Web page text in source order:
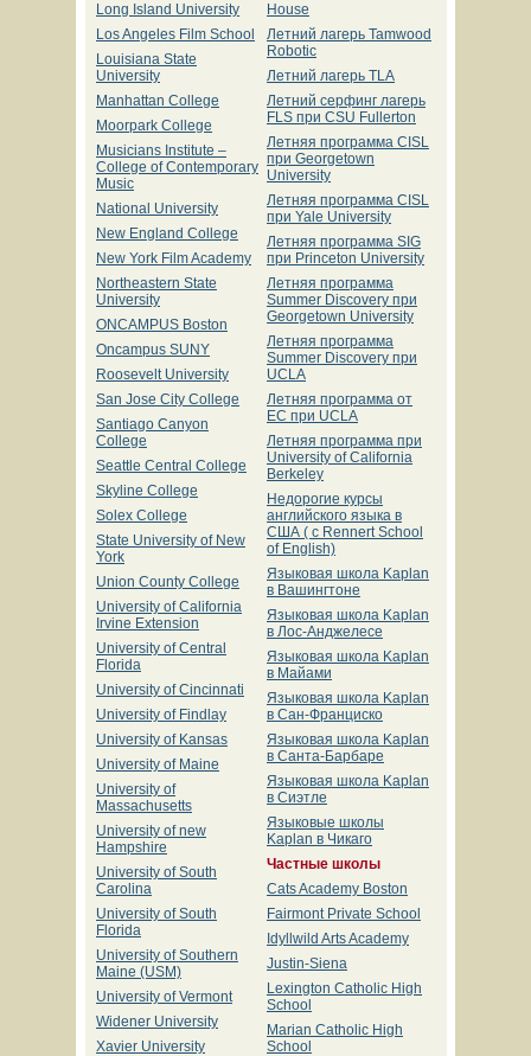
Long Island University
Los Angeles Film School
Louisiana State
University
Manhattan College
Moorpark College
Musicians Institute –
College of Contemporary
Music
National University
New England College
New York Film Academy
Northeastern State
University
ONCAMPUS Boston
Oncampus SUNY
Roosevelt University
San Jose City College
Santiago Canyon
College
Seattle Central College
Skyline College
Solex College
State University of New
York
Union County College
University of California
Irvine Extension
University of Central
Florida
University of Cincinnati
University of Findlаy
University of Kansas
University of Maine
University of
Massachusetts
University of new
Hampshire
University of South
Carolina
University of South
Florida
University of Southern
Maine (USM)
University of Vermont
Widener University
Xavier University
House
Летний лагерь Tamwood
Robotic
Летний лагерь TLA
Летний серфинг лагерь
FLS при CSU Fullerton
Летняя программа CISL
при Georgetown
University
Летняя программа CISL
при Yale University
Летняя программа SIG
при Princeton University
Летняя программа
Summer Discovery при
Georgetown University
Летняя программа
Summer Discovery при
UCLA
Летняя программа от
EC при UCLA
Летняя программа при
University of California
Berkeley
Недорогие курсы
английского языка в
США ( с Rennert School
of English)
Языковая школа Kaplan
в Вашингтоне
Языковая школа Kaplan
в Лос-Анджелесе
Языковая школа Kaplan
в Майами
Языковая школа Kaplan
в Сан-Франциско
Языковая школа Kaplan
в Санта-Барбаре
Языковая школа Kaplan
в Сиэтле
Языковые школы
Kaplan в Чикаго
Частные школы
Cats Academy Boston
Fairmont Private School
Idyllwild Arts Academy
Justin-Siena
Lexington Catholic High
School
Marian Catholic High
School